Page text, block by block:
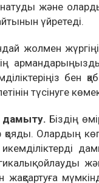
және
үйретеді.
жолмен
бен
түсінуге
дамыту. Біздің
қояды. Олардың
ойлауды
жақсартуға